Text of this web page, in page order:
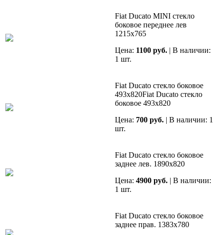
Fiat Ducato MINI стекло
боковое переднее лев
1215х765
Цена: 1100 руб. | В наличии:
1 шт.
Fiat Ducato стекло боковое
493х820Fiat Ducato стекло
боковое 493х820
Цена: 700 руб. | В наличии: 1
шт.
Fiat Ducato стекло боковое
заднее лев. 1890х820
Цена: 4900 руб. | В наличии:
1 шт.
Fiat Ducato стекло боковое
заднее прав. 1383х780